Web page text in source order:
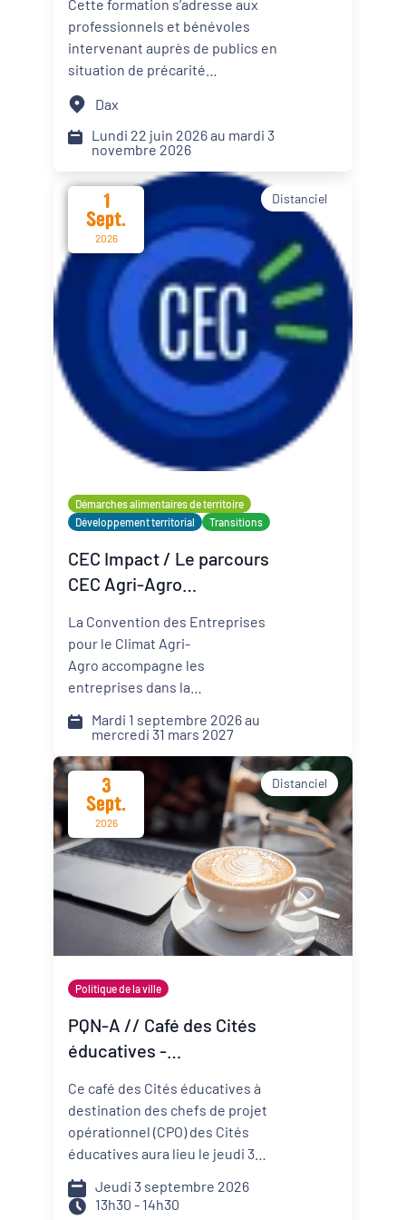
Dynamiques territoriales pour l’emploi
Transitions
Départements
Format de l'événement
Présentiel
Distanciel
Organisateur
Externe
personnes en situation de
précarité alimentaire
Cette formation s’adresse aux
professionnels et bénévoles
intervenant auprès de publics en
situation de précarité
alimentaire. Elle propose des
apports théoriques, des
échanges de pratiques et des
mises en situation afin d’intégrer
le renforcement du pouvoir
d’agir de leur public dans les
actions menées.
Dax
Lundi 22 juin 2026 au mardi 3
novembre 2026
1
Sept.
2026
Distanciel
Démarches alimentaires de territoire
Développement territorial
Transitions
CEC Impact / Le parcours
CEC Agri-Agro
Entreprises pour le Climat)
La Convention des Entreprises
pour le Climat Agri-
Agro accompagne les
entreprises dans la
face aux défis climatiques,
environnementaux et
sociétaux. Comment pérenniser
mon activité dans un monde qui
change vite ? Comment mieux
anticiper les risques et réduire
ma vulnérabilité ? Comment
construire un projet de structure
qui embarque mes
collaborateurs et mes parties
prenantes ?
Mardi 1 septembre 2026 au
mercredi 31 mars 2027
3
Sept.
2026
Distanciel
Politique de la ville
PQN-A // Café des Cités
éducatives -
prévention et la promotion
de la santé mentale
Ce café des Cités éducatives à
destination des chefs de projet
opérationnel (CPO) des Cités
éducatives aura lieu le jeudi 3
portera sur le développement
Jeudi 3 septembre 2026
13h30 - 14h30